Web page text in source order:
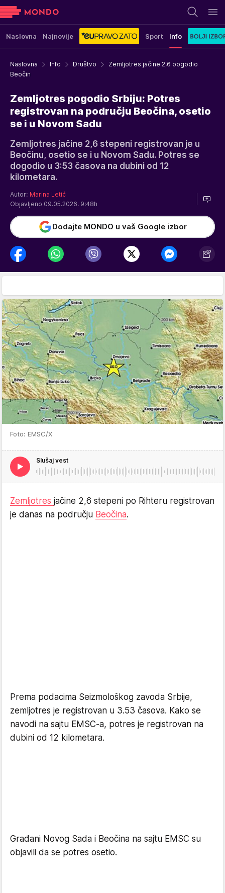
Naslovna Najnovije Sport Info
Naslovna Info Društvo
Zemljotres jačine 2,6 pogodio
Beočin
Zemljotres pogodio Srbiju: Potres
registrovan na području Beočina, osetio
se i u Novom Sadu
Zemljotres jačine 2,6 stepeni registrovan je u
Beočinu, osetio se i u Novom Sadu. Potres se
dogodio u 3:53 časova na dubini od 12
kilometara.
Autor: Marina Letić
Objavljeno 09.05.2026. 9:48h
Dodajte MONDO u vaš Google izbor
Foto: EMSC/X
Slušaj vest
Zemljotres jačine 2,6 stepeni po Rihteru registrovan
je danas na području Beočina.
Prema podacima Seizmološkog zavoda Srbije,
zemljotres je registrovan u 3.53 časova. Kako se
navodi na sajtu EMSC-a, potres je registrovan na
dubini od 12 kilometara.
Građani Novog Sada i Beočina na sajtu EMSC su
objavili da se potres osetio.